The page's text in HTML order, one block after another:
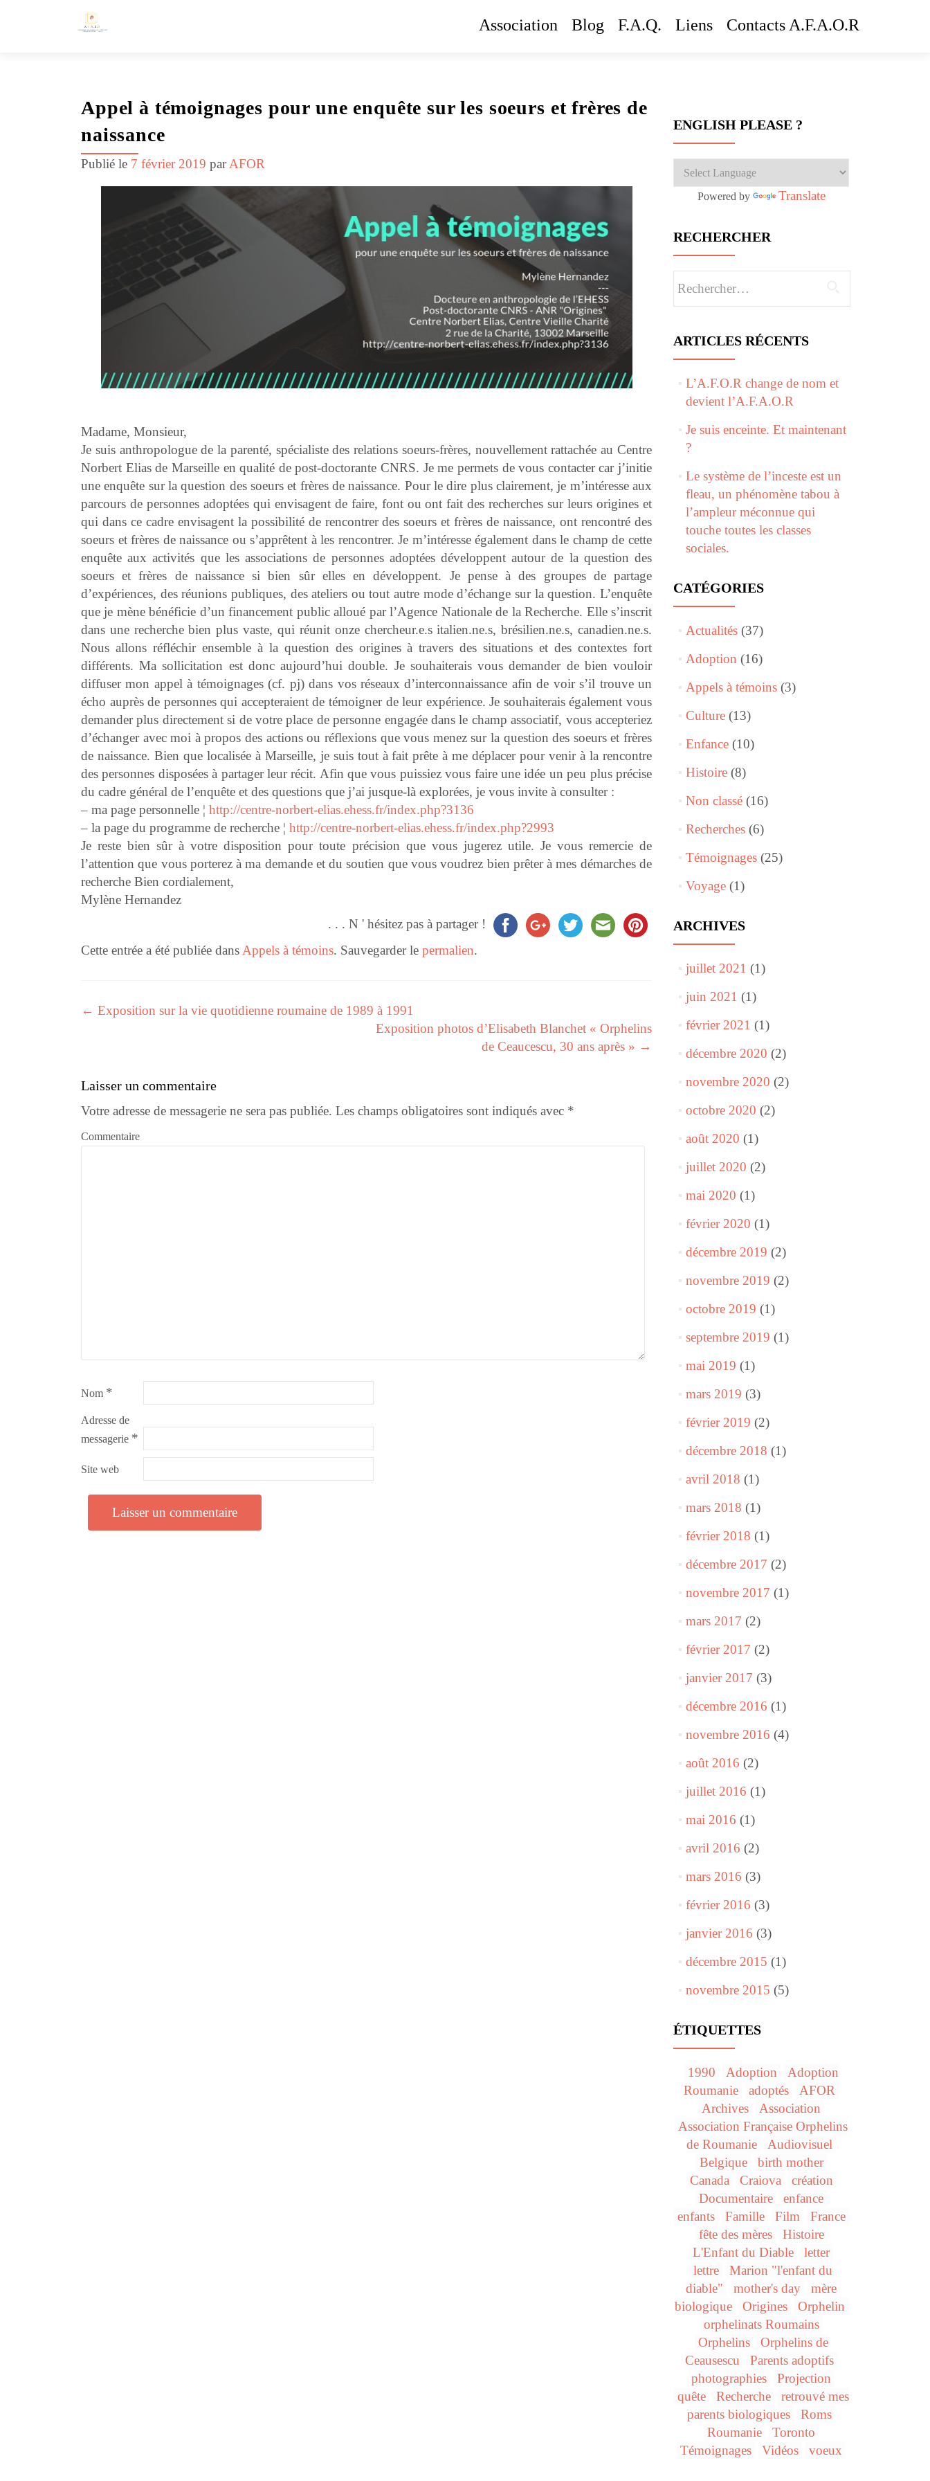
Association Blog F.A.Q. Liens Contacts A.F.A.O.R
Appel à témoignages pour une enquête sur les soeurs et frères de
naissance
Publié le 7 février 2019 parAFOR
Madame, Monsieur,
Je suis anthropologue de la parenté, spécialiste des relations soeurs-frères, nouvellement rattachée au Centre
Norbert Elias de Marseille en qualité de post-doctorante CNRS. Je me permets de vous contacter car j’initie
une enquête sur la question des soeurs et frères de naissance. Pour le dire plus clairement, je m’intéresse aux
parcours de personnes adoptées qui envisagent de faire, fontouont faitdes recherches sur leurs origines et
qui dans ce cadre envisagent la possibilitéde rencontrer des soeurs et frères de naissance,ont rencontré des
soeurs et frères de naissance ous’apprêtent à les rencontrer. Je m’intéresse également dans le champ de cette
enquête aux activités que les associations de personnes adoptées développent autour de la question des
soeurs et frères de naissance si bien sûr elles en développent. Je pense à des groupes de partage
d’expériences, des réunions publiques, des ateliers ou tout autre mode d’échange sur la question. L’enquête
que je mène bénéficie d’un financement public alloué par l’Agence Nationale de la Recherche. Elle s’inscrit
dans une recherche bien plus vaste, qui réunit onze chercheur.e.s italien.ne.s, brésilien.ne.s, canadien.ne.s.
Nous allons réfléchir ensemble à la question des origines à travers des situations et des contextes fort
différents. Ma sollicitation est donc aujourd’hui double. Je souhaiterais vous demander de bien vouloir
diffuser mon appel à témoignages (cf. pj) dans vos réseaux d’interconnaissance afin de voir s’il trouve un
écho auprès de personnes qui accepteraient de témoigner de leur expérience. Je souhaiterais également vous
demander plus directement si de votre place de personne engagée dans le champ associatif, vous accepteriez
d’échanger avec moi à propos des actions ou réflexions que vous menez sur la question des soeurs et frères
de naissance. Bien que localisée à Marseille, je suis tout à fait prête à me déplacer pour venir à la rencontre
des personnes disposées à partager leur récit. Afin que vous puissiez vous faire une idée un peu plus précise
du cadre général de l’enquête et des questions que j’ai jusque-là explorées, je vous invite à consulter :
– ma page personnelle ¦ http://centre-norbert-elias.ehess.fr/index.php?3136
– la page du programme de recherche ¦ http://centre-norbert-elias.ehess.fr/index.php?2993
Je reste bien sûr à votre disposition pour toute précision que vous jugerez utile. Je vous remercie de
l’attention que vous porterez à ma demande et du soutien que vous voudrez bien prêter à mes démarches de
recherche Bien cordialement,
Mylène Hernandez
. . . N ' hésitez pas à partager !
Cette entrée a été publiée dans Appels à témoins. Sauvegarder le permalien.
Navigation des articles
← Exposition sur la vie quotidienne roumaine de 1989 à 1991
Exposition photos d’Elisabeth Blanchet « Orphelins
de Ceaucescu, 30 ans après » →
Laisser un commentaire
Votre adresse de messagerie ne sera pas publiée. Les champs obligatoires sont indiqués avec *
Commentaire
Nom *
Adresse de
messagerie *
Site web
ENGLISH PLEASE ?
Powered by Translate
RECHERCHER
ARTICLES RÉCENTS
L’A.F.O.R change de nom et
devient l’A.F.A.O.R
Je suis enceinte. Et maintenant
?
Le système de l’inceste est un
fleau, un phénomène tabou à
l’ampleur méconnue qui
touche toutes les classes
sociales.
CATÉGORIES
Actualités(37)
Adoption (16)
Appels à témoins(3)
Culture(13)
Enfance(10)
Histoire(8)
Non classé(16)
Recherches(6)
Témoignages(25)
Voyage(1)
ARCHIVES
juillet 2021 (1)
juin 2021 (1)
février 2021 (1)
décembre 2020 (2)
novembre 2020 (2)
octobre 2020 (2)
août 2020 (1)
juillet 2020 (2)
mai 2020 (1)
février 2020 (1)
décembre 2019 (2)
novembre 2019 (2)
octobre 2019 (1)
septembre 2019 (1)
mai 2019 (1)
mars 2019 (3)
février 2019 (2)
décembre 2018 (1)
avril 2018 (1)
mars 2018 (1)
février 2018 (1)
décembre 2017 (2)
novembre 2017 (1)
mars 2017 (2)
février 2017 (2)
janvier 2017 (3)
décembre 2016 (1)
novembre 2016 (4)
août 2016 (2)
juillet 2016 (1)
mai 2016 (1)
avril 2016 (2)
mars 2016 (3)
février 2016 (3)
janvier 2016 (3)
décembre 2015 (1)
novembre 2015 (5)
ÉTIQUETTES
1990 Adoption
Adoption
Roumanie
adoptés
AFOR
Archives
Association
Association Française Orphelins
de Roumanie
Audiovisuel
Belgique
birth mother
Canada
Craiova
création
Documentaire
enfance
enfants
Famille Film
France
fête des mères
Histoire
L'Enfant du Diable
letter
lettre
Marion "l'enfant du
diable"
mother's day
mère
biologique
Origines
Orphelin
orphelinats Roumains
Orphelins
Orphelins de
Ceausescu
Parents adoptifs
photographies
Projection
quête
Recherche
retrouvé mes
parents biologiques
Roms
Roumanie
Toronto
Témoignages
Vidéos voeux